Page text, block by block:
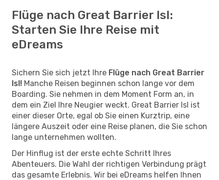
Flüge nach Great Barrier Isl:
Starten Sie Ihre Reise mit
eDreams
Sichern Sie sich jetzt Ihre Flüge nach Great Barrier
Isl! Manche Reisen beginnen schon lange vor dem
Boarding. Sie nehmen in dem Moment Form an, in
dem ein Ziel Ihre Neugier weckt. Great Barrier Isl ist
einer dieser Orte, egal ob Sie einen Kurztrip, eine
längere Auszeit oder eine Reise planen, die Sie schon
lange unternehmen wollten.
Der Hinflug ist der erste echte Schritt Ihres
Abenteuers. Die Wahl der richtigen Verbindung prägt
das gesamte Erlebnis. Wir bei eDreams helfen Ihnen